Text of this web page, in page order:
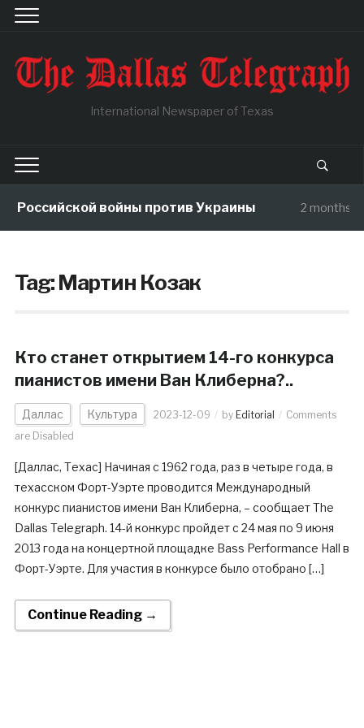
International Newspaper of Texas
Российской войны против Украины 2 months
Tag:Мартин Козак
Кто станет открытием 14-го конкурса
пианистов имени Ван Клиберна?..
Даллас Культура 2023-12-09 by Editorial
Comments
are Disabled
[Даллас, Техас] Начиная с 1962 года, раз в четыре года, в
техасском Форт-Уэрте проводится Международный
конкурс пианистов имени Ван Клиберна, – сообщает The
Dallas Telegraph. 14-й конкурс пройдет с 24 мая по 9 июня
2013 года на концертной площадке Bass Performance Hall в
Форт-Уэрте. Для участия в конкурсе было отобрано […]
Continue Reading →